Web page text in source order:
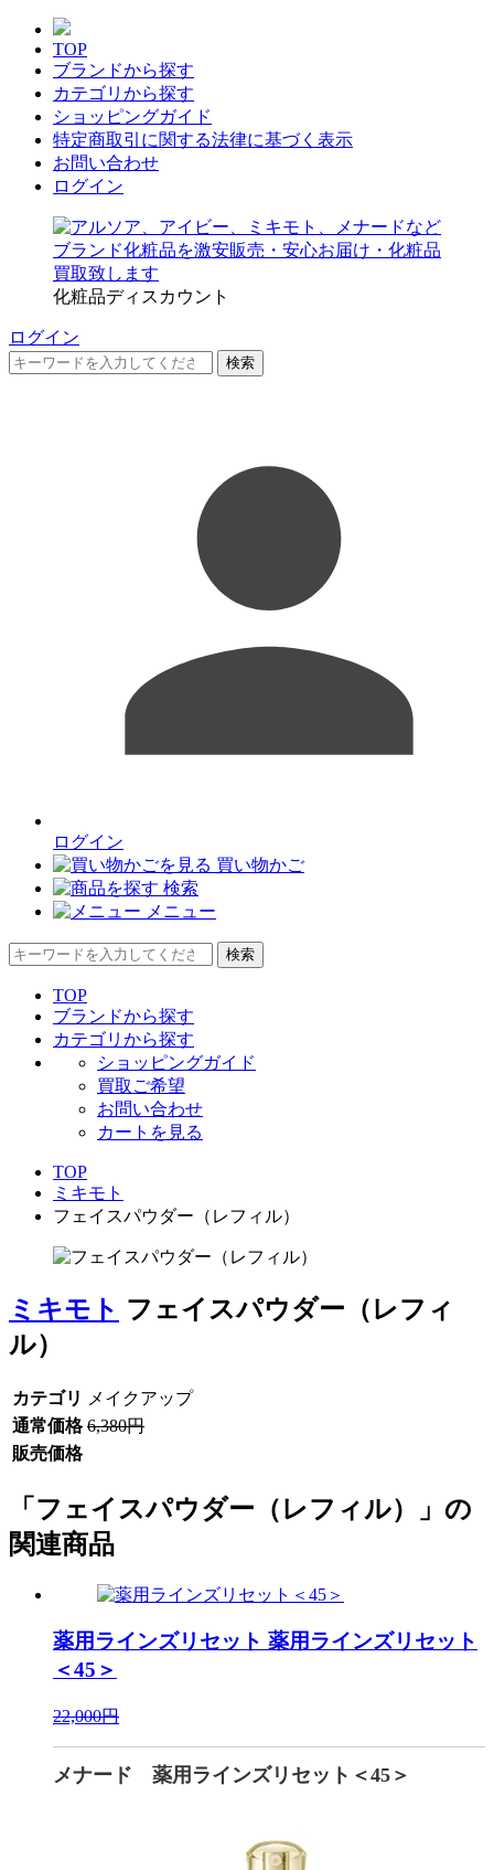
TOP
ブランドから探す
カテゴリから探す
ショッピングガイド
特定商取引に関する法律に基づく表示
お問い合わせ
ログイン
化粧品ディスカウント
ログイン
検索
ログイン
買い物かご
検索
メニュー
検索
TOP
ブランドから探す
カテゴリから探す
ショッピングガイド
買取ご希望
お問い合わせ
カートを見る
TOP
ミキモト
フェイスパウダー（レフィル）
ミキモト フェイスパウダー（レフィ
ル）
カテゴリ
メイクアップ
通常価格 6,380円
販売価格
「フェイスパウダー（レフィル）」の
関連商品
薬用ラインズリセット 薬用ラインズリセット
＜45＞
22,000円
メナード 薬用ラインズリセット＜45＞